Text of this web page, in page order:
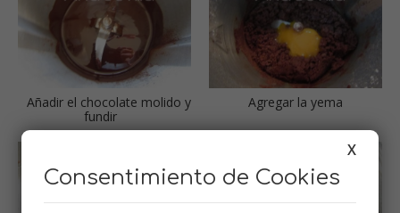
Añadir el chocolate molido y
fundir
Agregar la yema
X
Consentimiento de Cookies